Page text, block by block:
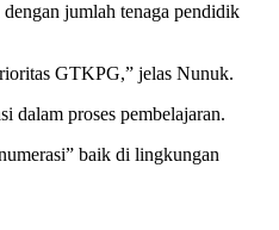
jumlah tenaga pendidik
GTKPG,” jelas Nunuk.
dalam proses pembelajaran.
baik di lingkungan